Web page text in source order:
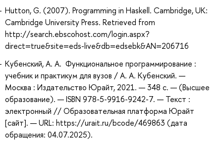
Hutton, G. (2007). Programming in Haskell. Cambridge, UK:
Cambridge University Press. Retrieved from
http://search.ebscohost.com/login.aspx?
direct=true&site=eds-live&db=edsebk&AN=206716
Кубенский, А. А. Функциональное программирование :
учебник и практикум для вузов / А. А. Кубенский. —
Москва : Издательство Юрайт, 2021. — 348 с. — (Высшее
образование). — ISBN 978-5-9916-9242-7. — Текст :
электронный // Образовательная платформа Юрайт
[сайт]. — URL: https://urait.ru/bcode/469863 (дата
обращения: 04.07.2025).